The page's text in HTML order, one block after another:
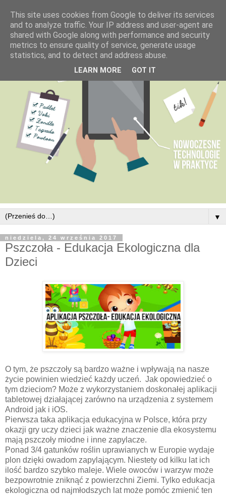
▼
niedziela, 24 września 2017
Pszczoła - Edukacja Ekologiczna dla
Dzieci
O tym, że pszczoły są bardzo ważne i wpływają na nasze
życie powinien wiedzieć każdy uczeń. Jak opowiedzieć o
tym dzieciom? Może z wykorzystaniem doskonałej aplikacji
tabletowej działającej zarówno na urządzenia z systemem
Android jak i iOS.
Pierwsza taka aplikacja edukacyjna w Polsce, która przy
okazji gry uczy dzieci jak ważne znaczenie dla ekosystemu
mają pszczoły miodne i inne zapylacze.
Ponad 3/4 gatunków roślin uprawianych w Europie wydaje
plon dzięki owadom zapylającym. Niestety od kilku lat ich
ilość bardzo szybko maleje. Wiele owoców i warzyw może
bezpowrotnie zniknąć z powierzchni Ziemi. Tylko edukacja
ekologiczna od najmłodszych lat może pomóc zmienić ten
This site uses cookies from Google to deliver its services
and to analyze traffic. Your IP address and user-agent are
shared with Google along with performance and security
metrics to ensure quality of service, generate usage
statistics, and to detect and address abuse.
LEARN MORE GOT IT